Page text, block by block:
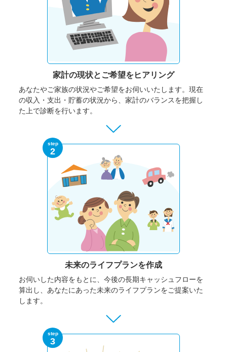
家計の現状と ご希望をヒアリング
あなたやご家族の状況やご希望をお伺いいたします。 現在
の収入・支出・貯蓄の状況から、家計のバランスを把握し
た上で診断を行います。
step
2
未来のライフプランを作成
お伺いした内容をもとに、今後の長期キャッシュフローを
算出し、あなたにあった未来のライフプランをご提案いた
します。
step
3